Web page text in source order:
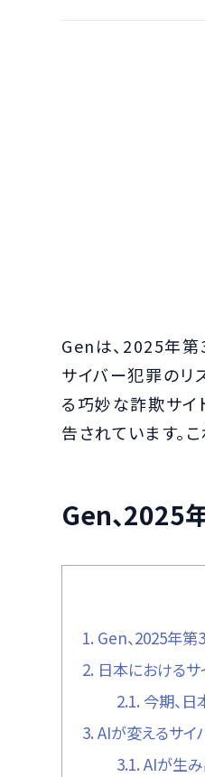
Genは、2025年第
サイバー犯罪のリ
る巧妙な詐欺サイ
告されています。
Gen、2025
1. Gen、2025年
2. 日本における
2.1. 今期、
3. AIが変えるサ
3.1. AIが生み